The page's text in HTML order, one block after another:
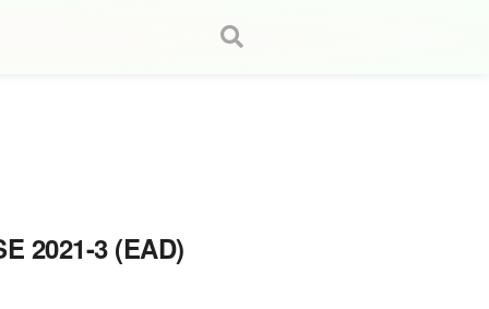
2021-3 (EAD)